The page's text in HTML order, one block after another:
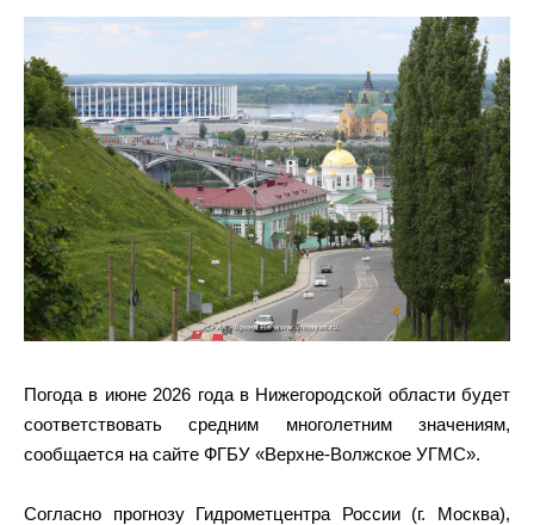
Погода в июне 2026 года в Нижегородской области будет
соответствовать средним многолетним значениям,
сообщается на сайте ФГБУ «Верхне-Волжское УГМС».
Согласно прогнозу Гидрометцентра России (г. Москва),